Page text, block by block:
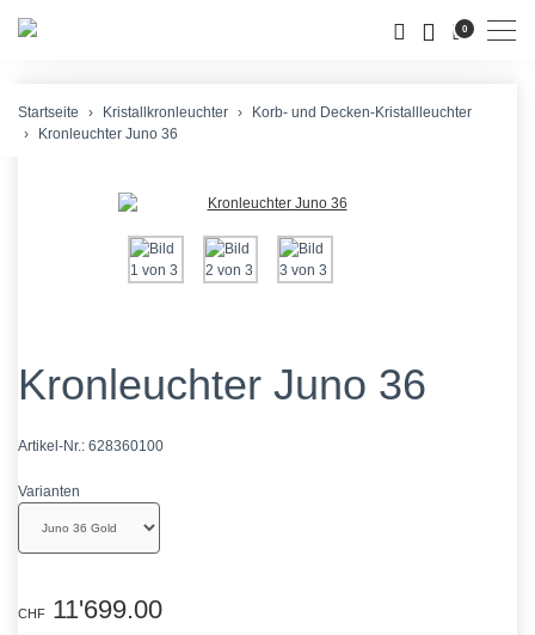
0
Startseite Kristallkronleuchter
Korb- und Decken-Kristallleuchter
Kronleuchter Juno 36
Kronleuchter Juno 36
Artikel-Nr.: 628360100
Varianten
CHF 11'699.00